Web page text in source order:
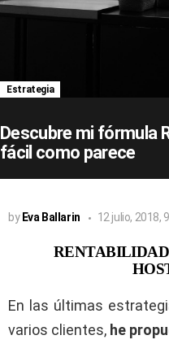
Estrategia
Descubre mi fórmula
fácil como parece
by Eva Ballarin 12 julio, 2018,
En las últimas
varios clientes, he